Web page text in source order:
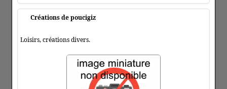
Créations de poucigiz
Loisirs, créations divers.